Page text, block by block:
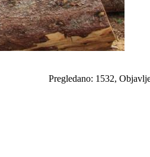
Pregledano: 1532,